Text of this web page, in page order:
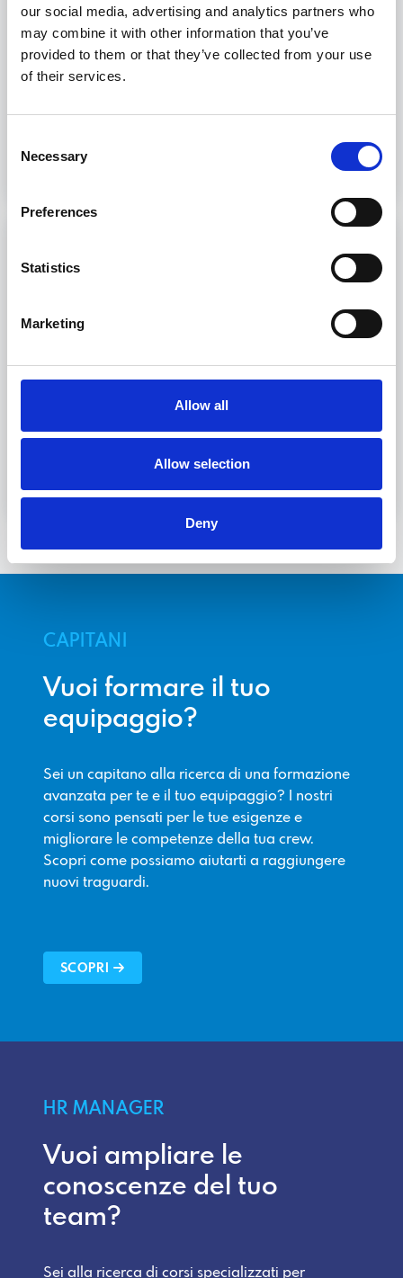
our social media, advertising and analytics partners who
may combine it with other information that you’ve
provided to them or that they’ve collected from your use
of their services.
Selection
Necessary
Preferences
Statistics
Marketing
Allow all
Allow selection
Deny
sopravvivenza e il salvataggio in mare.
20 ore
Livorno
Scopri
Responsabilities
Il corso STCW Basic Training ti prepara per una
carriera marittima sicura e responsabile.
23 ore
CAPITANI
Vuoi formare il tuo
equipaggio?
Sei un capitano alla ricerca di una formazione
avanzata per te e il tuo equipaggio? I nostri
corsi sono pensati per le tue esigenze e
migliorare le competenze della tua crew.
Scopri come possiamo aiutarti a raggiungere
nuovi traguardi.
SCOPRI
HR MANAGER
Vuoi ampliare le
conoscenze del tuo
team?
Sei alla ricerca di corsi specializzati per